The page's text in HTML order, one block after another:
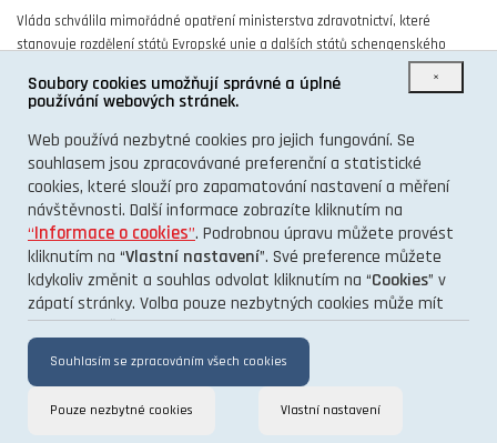
Vláda schválila mimořádné opatření ministerstva zdravotnictví, které
stanovuje rozdělení států Evropské unie a dalších států schengenského
prostoru do tří kategorií. Země budou označeny zelenou, oranžovou ...
O PROJEKTU
KONTAKT
TENTO INFORMAČNÍ WEB VÁM PŘINÁŠÍ PORTÁL
×
Soubory cookies umožňují správné a úplné
používání webových stránek.
Web používá nezbytné cookies pro jejich fungování. Se
souhlasem jsou zpracovávané preferenční a statistické
cookies, které slouží pro zapamatování nastavení a měření
návštěvnosti. Další informace zobrazíte kliknutím na
“Informace o cookies”. Podrobnou úpravu můžete provést
kliknutím na “Vlastní nastavení”. Své preference můžete
kdykoliv změnit a souhlas odvolat kliknutím na “Cookies” v
zápatí stránky. Volba pouze nezbytných cookies může mít
vliv na funkčnost a výkon stránek.
Souhlasím se zpracováním všech cookies
Pouze nezbytné cookies Vlastní nastavení